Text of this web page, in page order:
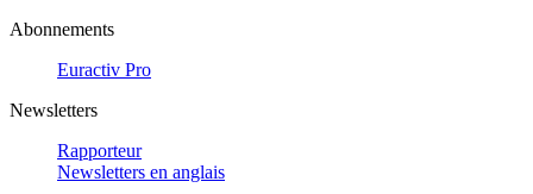
Abonnements
Euractiv Pro
Newsletters
Rapporteur
Newsletters en anglais